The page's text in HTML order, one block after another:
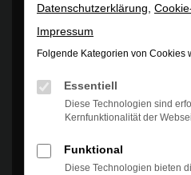
Es wird versucht, Inhalte von
können Daten an Dritte
Datenschutzerklärung
Impressum
Folgende Kategorien von Cookies
Essentiell
Diese Technologien sind
Kernfunktionalität der
Funktional
Diese Technologien bieten